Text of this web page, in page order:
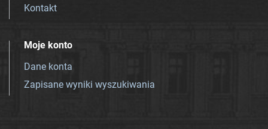
Kontakt
Moje konto
Dane konta
Zapisane wyniki wyszukiwania